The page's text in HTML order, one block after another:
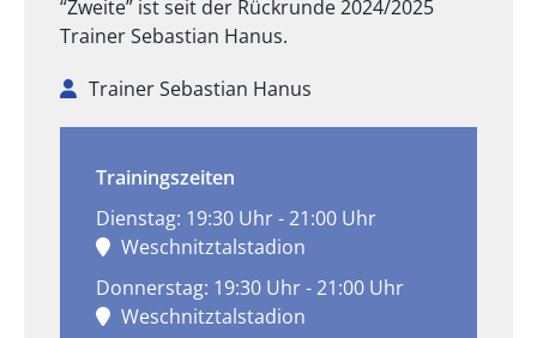
“Zweite” ist seit der Rückrunde 2024/2025
Trainer Sebastian Hanus.
Trainer Sebastian Hanus
Trainingszeiten
Dienstag: 19:30 Uhr - 21:00 Uhr
Weschnitztalstadion
Donnerstag: 19:30 Uhr - 21:00 Uhr
Weschnitztalstadion